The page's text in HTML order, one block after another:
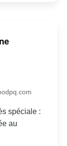
spéciale :
au